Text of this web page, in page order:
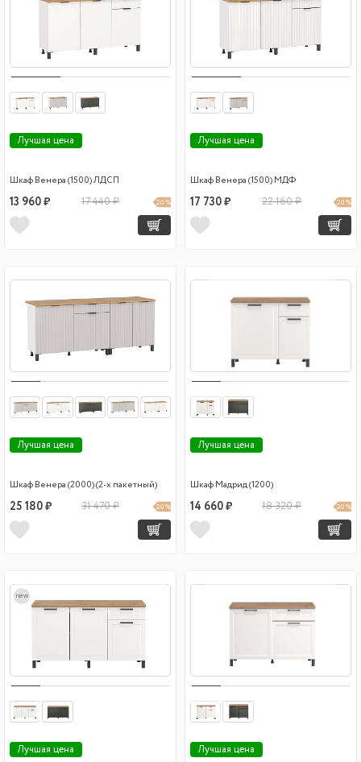
Лучшая цена
Шкаф Венера (1500) ЛДСП
13 960 ₽ 17 440 ₽ 20 %
Лучшая цена
Шкаф Венера (1500) МДФ
17 730 ₽ 22 160 ₽ 20 %
Лучшая цена
Шкаф Венера (2000) (2-х пакетный)
25 180 ₽ 31 470 ₽ 20 %
Лучшая цена
Шкаф Мадрид (1200)
14 660 ₽ 18 320 ₽ 20 %
new
Лучшая цена Лучшая цена